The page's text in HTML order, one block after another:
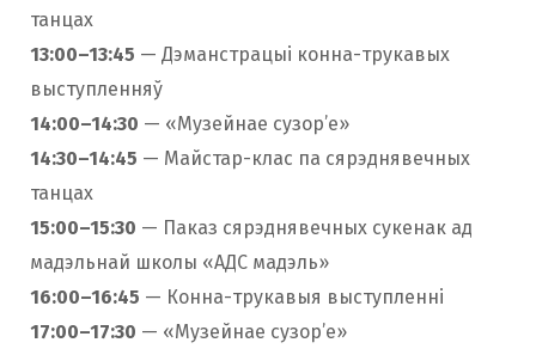
танцах
13:00–13:45 — Дэманстрацыі конна-трукавых
выступленняў
14:00–14:30 — «Музейнае сузор’е»
14:30–14:45 — Майстар-клас па сярэднявечных
танцах
15:00–15:30 — Паказ сярэднявечных сукенак ад
мадэльнай школы «АДС мадэль»
16:00–16:45 — Конна-трукавыя выступленні
17:00–17:30 — «Музейнае сузор’е»